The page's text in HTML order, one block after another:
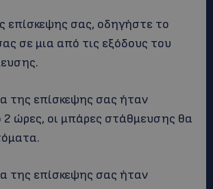
επίσκεψης σας, οδηγήστε το
σε μια από τις εξόδους του
της επίσκεψης σας ήταν
2 ώρες, οι μπάρες στάθμευσης θα
της επίσκεψης σας ήταν